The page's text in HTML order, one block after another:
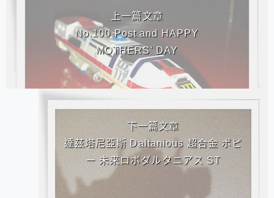
上一篇文章
No.100 Post and HAPPY
MOTHERS' DAY
下一篇文章
達茲塔尼亞斯 Daltanious 超合金 ポピ
ー 未来ロボダルタニアス ST